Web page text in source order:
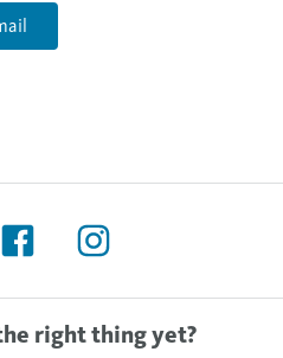
right thing yet?